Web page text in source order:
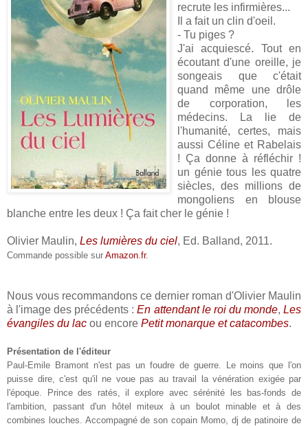
recrute les infirmières...
Il a fait un clin d'oeil.
- Tu piges ?
J'ai acquiescé. Tout en
écoutant d'une oreille, je
songeais que c'était
quand même une drôle
de corporation, les
médecins. La lie de
l'humanité, certes, mais
aussi Céline et Rabelais
! Ça donne à réfléchir !
un génie tous les quatre
siècles, des millions de
mongoliens en blouse
blanche entre les deux ! Ça fait cher le génie !
Olivier Maulin, Les lumières du ciel, Ed. Balland, 2011.
Commande possible sur Amazon.fr.
Nous vous recommandons ce dernier roman d'Olivier Maulin
à l'image des précédents :En attendant le roi du monde,Les
évangiles du lac ou encore Petit monarque et catacombes.
Présentation de l'éditeur
Paul-Emile Bramont n'est pas un foudre de guerre. Le moins que l'on
puisse dire, c'est qu'il ne voue pas au travail la vénération exigée par
l'époque. Prince des ratés, il explore avec sérénité les bas-fonds de
l'ambition, passant d'un hôtel miteux à un boulot minable et à des
combines louches. Accompagné de son copain Momo, dj de patinoire de